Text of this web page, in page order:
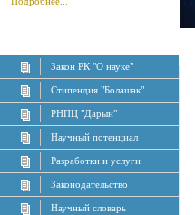
Закон РК "О науке"
Стипендия "Болашак"
РНПЦ "Дарын"
Научный потенциал
Разработки и услуги
Законодательство
Научный словарь